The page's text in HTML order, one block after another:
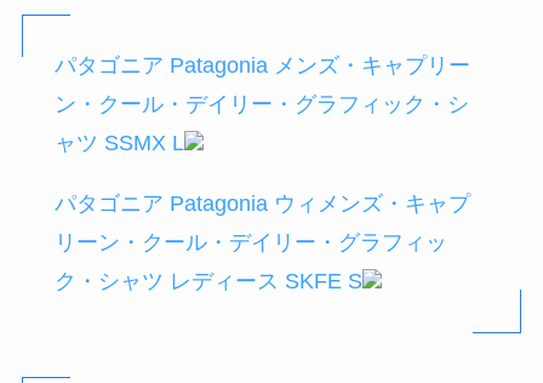
パタゴニア Patagonia メンズ・キャプリー
ン・クール・デイリー・グラフィック・シ
ャツ SSMX L
パタゴニア Patagonia ウィメンズ・キャプ
リーン・クール・デイリー・グラフィッ
ク・シャツ レディース SKFE S